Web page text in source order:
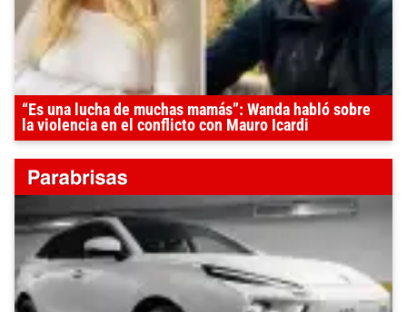
“Es una lucha de muchas mamás”: Wanda habló sobre
la violencia en el conflicto con Mauro Icardi